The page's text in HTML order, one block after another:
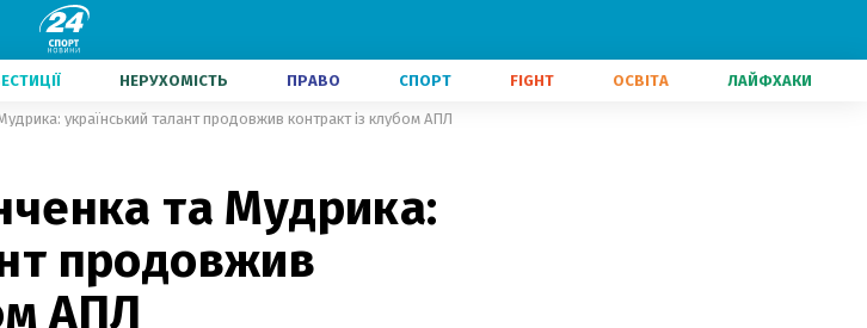
НЕРУХОМІСТЬ ПРАВО СПОРТ FIGHT ОСВІТА ЛАЙФХАКИ
український талант продовжив контракт із клубом АПЛ
та Мудрика:
продовжив
АПЛ